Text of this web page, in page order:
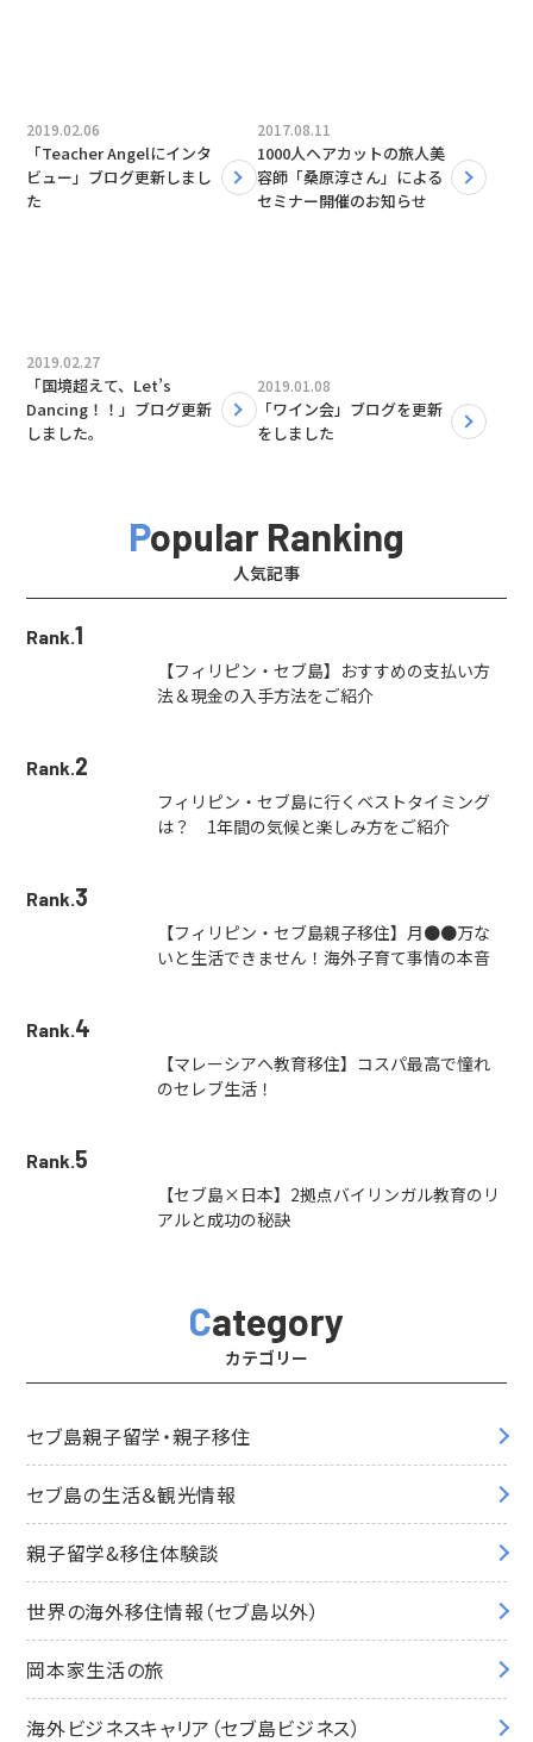
2019.02.06
「Teacher Angelにインタ
ビュー」ブログ更新しまし
た
2017.08.11
1000人ヘアカットの旅人美
容師「桑原淳さん」による
セミナー開催のお知らせ
2019.02.27
「国境超えて、Let’s
Dancing！！」ブログ更新
しました。
2019.01.08
「ワイン会」ブログを更新
をしました
Popular Ranking
人気記事
Rank.1
【フィリピン・セブ島】おすすめの支払い方
法＆現金の入手方法をご紹介
Rank.2
フィリピン・セブ島に行くベストタイミング
は？ 1年間の気候と楽しみ方をご紹介
Rank.3
【フィリピン・セブ島親子移住】月●●万な
いと生活できません！海外子育て事情の本音
Rank.4
【マレーシアへ教育移住】コスパ最高で憧れ
のセレブ生活！
Rank.5
【セブ島×日本】2拠点バイリンガル教育のリ
アルと成功の秘訣
Category
カテゴリー
セブ島親子留学・親子移住
セブ島の生活＆観光情報
親子留学&移住体験談
世界の海外移住情報（セブ島以外）
岡本家生活の旅
海外ビジネスキャリア（セブ島ビジネス）